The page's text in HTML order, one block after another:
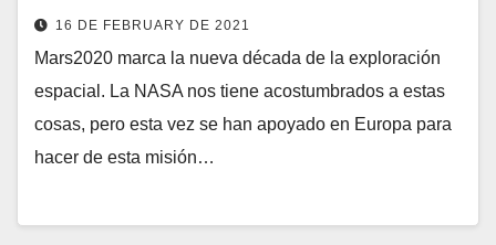
16 DE FEBRUARY DE 2021
Mars2020 marca la nueva década de la exploración
espacial. La NASA nos tiene acostumbrados a estas
cosas, pero esta vez se han apoyado en Europa para
hacer de esta misión…